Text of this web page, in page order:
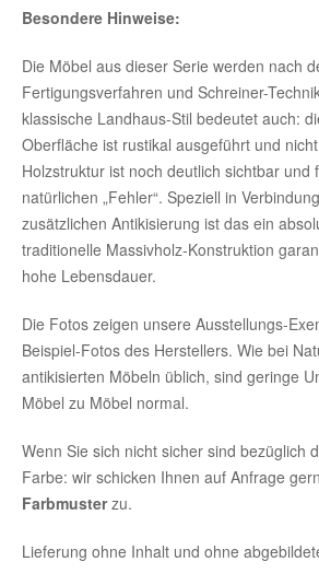
Besondere Hinweise:
Die Möbel aus dieser Serie werden nach
Fertigungsverfahren und Schreiner-
klassische Landhaus-Stil bedeutet auch:
Oberfläche ist rustikal ausgeführt und
Holzstruktur ist noch deutlich sichtbar und
natürlichen „Fehler“. Speziell in
zusätzlichen Antikisierung ist das ein
traditionelle Massivholz-Konstruktion
hohe Lebensdauer.
Die Fotos zeigen unsere Ausstellungs-
Beispiel-Fotos des Herstellers. Wie bei
antikisierten Möbeln üblich, sind geringe
Möbel zu Möbel normal.
Wenn Sie sich nicht sicher sind bezüglich
Farbe: wir schicken Ihnen auf Anfrage
Farbmusterzu.
Lieferung ohne Inhalt und ohne